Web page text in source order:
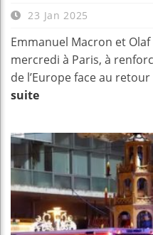
23 Jan 2025
Emmanuel Macron et
mercredi à Paris, à
de l’Europe face au
suite